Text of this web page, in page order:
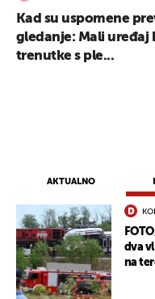
AKTUALNO
dva
na
Kad su uspomene
gledanje: Mali uređaj
trenutke s ple...